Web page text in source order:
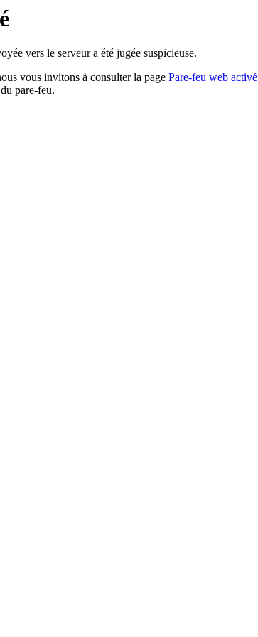
vers le serveur a été jugée suspicieuse.
vous invitons à consulter la page Pare-feu web activé
pare-feu.